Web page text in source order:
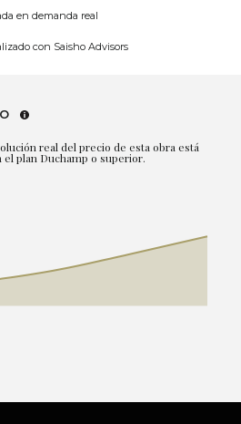
en demanda real
con Saisho Advisors
real del precio de esta obra está
el plan Duchamp o superior.